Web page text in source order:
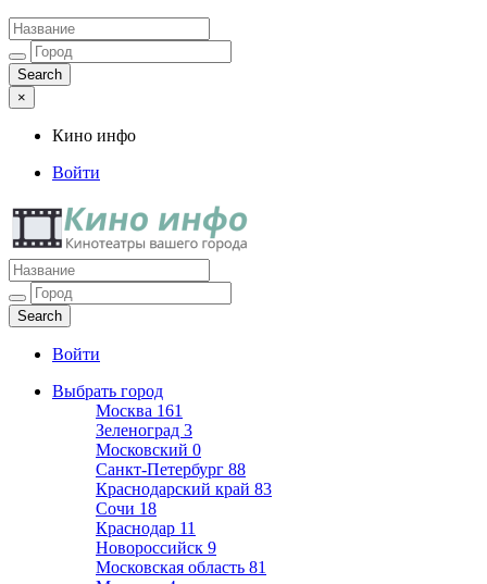
×
Кино инфо
Войти
Кино инфо
Кинотеатры вашего города
Войти
Выбрать город
Москва 161
Зеленоград 3
Московский 0
Санкт-Петербург 88
Краснодарский край 83
Сочи 18
Краснодар 11
Новороссийск 9
Московская область 81